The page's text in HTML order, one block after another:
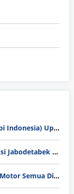
Gaji Karyawan PT KAI (Kereta Api Indonesia) Update 2025
Rata-Rata Gaji Operator Produksi Jabodetabek 2025: Bedah Tuntas UMK, Lemburan, dan Realita Hidup Buruh
Gaji Karyawan Honda Prospect Motor Semua Divisi